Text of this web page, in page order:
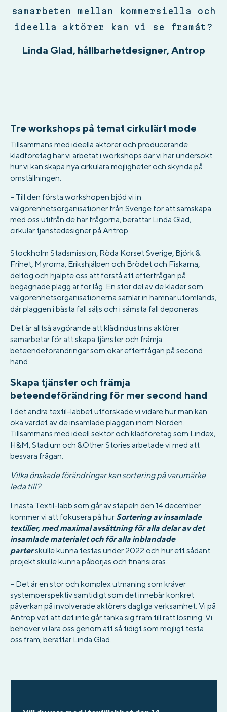
samarbeten mellan kommersiella och
ideella aktörer kan vi se framåt?
Linda Glad, hållbarhetdesigner, Antrop
Tre workshops på temat cirkulärt mode
Tillsammans med ideella aktörer och producerande
klädföretag har vi arbetat i workshops där vi har undersökt
hur vi kan skapa nya cirkulära möjligheter och skynda på
omställningen.
– Till den första workshopen bjöd vi in ​​
välgörenhetsorganisationer från Sverige för att samskapa
med oss utifrån de här frågorna, berättar Linda Glad,
cirkulär tjänstedesigner på Antrop.
Stockholm Stadsmission, Röda Korset Sverige, Björk &
Frihet, Myrorna, Erikshjälpen och Brödet och Fiskarna,
deltog och hjälpte oss att förstå att efterfrågan på
begagnade plagg är för låg. En stor del av de kläder som
välgörenhetsorganisationerna samlar in hamnar utomlands,
där plaggen i bästa fall säljs och i sämsta fall deponeras.
Det är alltså avgörande att klädindustrins aktörer
samarbetar för att skapa tjänster och främja
beteendeförändringar som ökar efterfrågan på second
hand.
Skapa tjänster och främja
beteendeförändring för mer second hand
I det andra textil-labbet utforskade vi vidare hur man kan
öka värdet av de insamlade plaggen inom Norden.
Tillsammans med ideell sektor och klädföretag som Lindex,
H&M, Stadium och &Other Stories arbetade vi med att
besvara frågan:
Vilka önskade förändringar kan sortering på varumärke
leda till?
I nästa Textil-labb som går av stapeln den 14 december
kommer vi att fokusera på hur Sortering av insamlade
textilier, med maximal avsättning för alla delar av det
insamlade materialet och för alla inblandade
parterskulle kunna testas under 2022 och hur ett sådant
projekt skulle kunna påbörjas och finansieras.
– Det är en stor och komplex utmaning som kräver
systemperspektiv samtidigt som det innebär konkret
påverkan på involverade aktörers dagliga verksamhet. Vi på
Antrop vet att det inte går tänka sig fram till rätt lösning. Vi
behöver vi lära oss genom att så tidigt som möjligt testa
oss fram, berättar Linda Glad.